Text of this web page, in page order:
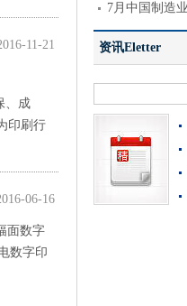
11-21
、成
印刷行
06-16
面数字
数字印
7月中国制造
资讯Eletter